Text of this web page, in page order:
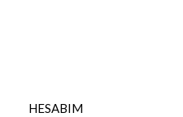
HESABIM